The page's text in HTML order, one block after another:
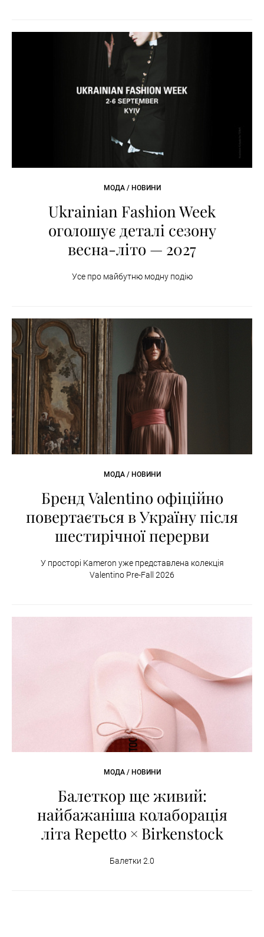
МОДА / НОВИНИ
Ukrainian Fashion Week
оголошує деталі сезону
весна-літо — 2027
Усе про майбутню модну подію
МОДА / НОВИНИ
Бренд Valentino офіційно
повертається в Україну після
шестирічної перерви
У просторі Kameron уже представлена колекція
Valentino Pre-Fall 2026
МОДА / НОВИНИ
Балеткор ще живий:
найбажаніша колаборація
літа Repetto × Birkenstock
Балетки 2.0